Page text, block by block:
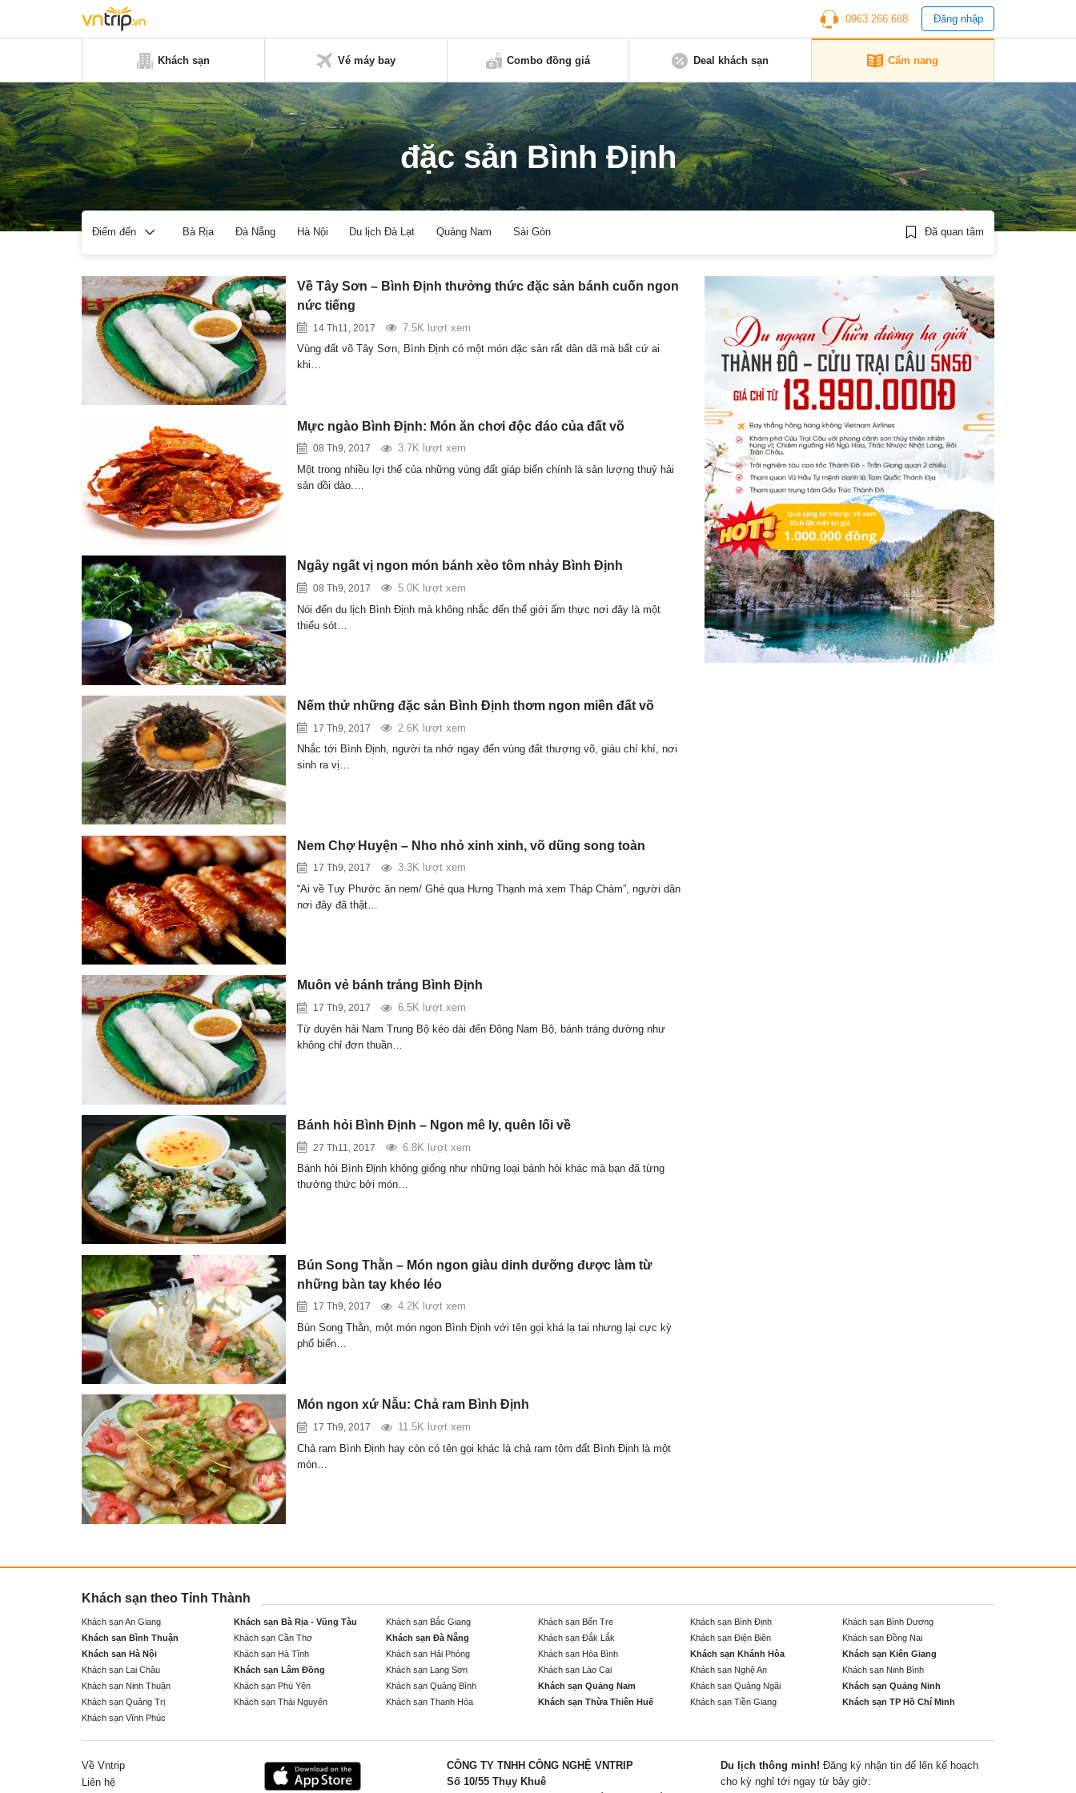
0963 266 688 Đăng nhập
Khách sạn Vé máy bay Combo đồng giá Deal khách sạn Cẩm nang
đặc sản Bình Định
Điểm đến Bà Rịa Đà Nẵng Hà Nội Du lịch Đà Lạt Quảng Nam Sài Gòn Đã quan tâm
Về Tây Sơn – Bình Định thưởng thức đặc sản bánh cuốn ngon
nức tiếng
14 Th11, 2017
7.5K lượt xem
Vùng đất võ Tây Sơn, Bình Định có một món đặc sản rất dân dã mà bất cứ ai
khi…
Mực ngào Bình Định: Món ăn chơi độc đáo của đất võ
08 Th9, 2017
3.7K lượt xem
Một trong nhiều lợi thế của những vùng đất giáp biển chính là sản lượng thuỷ hải
sản dồi dào.…
Ngây ngất vị ngon món bánh xèo tôm nhảy Bình Định
08 Th9, 2017
5.0K lượt xem
Nói đến du lịch Bình Định mà không nhắc đến thế giới ẩm thực nơi đây là một
thiếu sót…
Nếm thử những đặc sản Bình Định thơm ngon miền đất võ
17 Th9, 2017
2.6K lượt xem
Nhắc tới Bình Định, người ta nhớ ngay đến vùng đất thượng võ, giàu chí khí, nơi
sinh ra vị…
Nem Chợ Huyện – Nho nhỏ xinh xinh, võ dũng song toàn
17 Th9, 2017
3.3K lượt xem
“Ai về Tuy Phước ăn nem/ Ghé qua Hưng Thạnh mà xem Tháp Chàm”, người dân
nơi đây đã thật…
Muôn vẻ bánh tráng Bình Định
17 Th9, 2017
6.5K lượt xem
Từ duyên hải Nam Trung Bộ kéo dài đến Đông Nam Bộ, bánh tráng dường như
không chỉ đơn thuần…
Bánh hỏi Bình Định – Ngon mê ly, quên lối về
27 Th11, 2017
6.8K lượt xem
Bánh hỏi Bình Định không giống như những loại bánh hỏi khác mà bạn đã từng
thưởng thức bởi món…
Bún Song Thằn – Món ngon giàu dinh dưỡng được làm từ
những bàn tay khéo léo
17 Th9, 2017
4.2K lượt xem
Bún Song Thằn, một món ngon Bình Định với tên gọi khá lạ tai nhưng lại cực kỳ
phổ biến…
Món ngon xứ Nẫu: Chả ram Bình Định
17 Th9, 2017
11.5K lượt xem
Chả ram Bình Định hay còn có tên gọi khác là chả ram tôm đất Bình Định là một
món…
Khách sạn theo Tỉnh Thành
Khách sạn An Giang Khách sạn Bà Rịa - Vũng Tàu Khách sạn Bắc Giang Khách sạn Bến Tre Khách sạn Bình Định
Khách sạn Bình Dương
Khách sạn Bình Thuận
Khách sạn Cần Thơ Khách sạn Đà Nẵng Khách sạn Đắk Lắk Khách sạn Điện Biên
Khách sạn Đồng Nai
Khách sạn Hà Nội
Khách sạn Hà Tĩnh Khách sạn Hải Phòng Khách sạn Hòa Bình Khách sạn Khánh Hòa
Khách sạn Kiên Giang
Khách sạn Lai Châu
Khách sạn Lâm Đồng Khách sạn Lạng Sơn Khách sạn Lào Cai Khách sạn Nghệ An
Khách sạn Ninh Bình
Khách sạn Ninh Thuận
Khách sạn Phú Yên Khách sạn Quảng Bình Khách sạn Quảng Nam Khách sạn Quảng Ngãi
Khách sạn Quảng Ninh
Khách sạn Quảng Trị
Khách sạn Thái Nguyên Khách sạn Thanh Hóa Khách sạn Thừa Thiên Huế Khách sạn Tiền Giang
Khách sạn TP Hồ Chí Minh
Khách sạn Vĩnh Phúc
Về Vntrip
Liên hệ
CÔNG TY TNHH CÔNG NGHỆ VNTRIP
Số 10/55 Thụy Khuê
Du lịch thông minh! Đăng ký nhận tin để lên kế hoạch
cho kỳ nghỉ tới ngay từ bây giờ: